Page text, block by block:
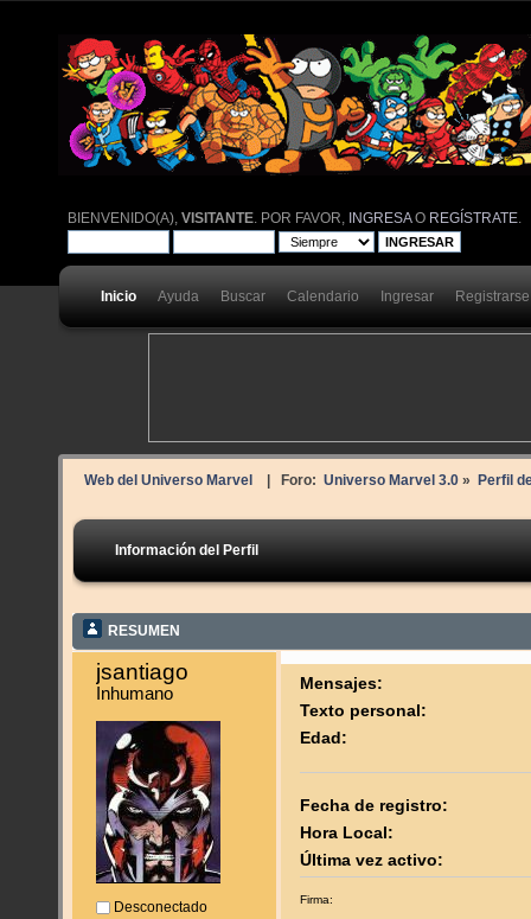
BIENVENIDO(A),VISITANTE . POR FAVOR, INGRESAO REGÍSTRATE
Inicio Ayuda Buscar Calendario Ingresar Registrarse
Web del Universo Marvel | Foro: Universo Marvel 3.0» Perfil
Información del Perfil
RESUMEN
jsantiago
Inhumano
Desconectado
Mensajes:
Texto personal:
Edad:
Fecha de registro:
Hora Local:
Última vez activo:
Firma: